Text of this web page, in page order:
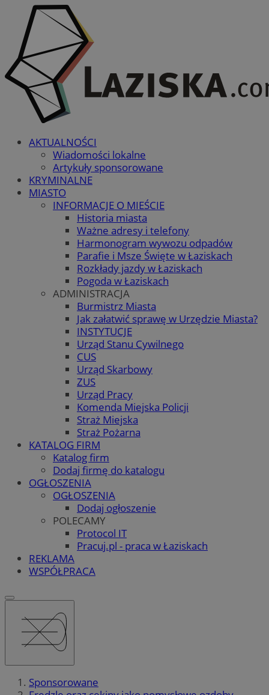
AKTUALNOŚCI
Wiadomości lokalne
Artykuły sponsorowane
KRYMINALNE
MIASTO
INFORMACJE O MIEŚCIE
Historia miasta
Ważne adresy i telefony
Harmonogram wywozu odpadów
Parafie i Msze Święte w Łaziskach
Rozkłady jazdy w Łaziskach
Pogoda w Łaziskach
ADMINISTRACJA
Burmistrz Miasta
Jak załatwić sprawę w Urzędzie Miasta?
INSTYTUCJE
Urząd Stanu Cywilnego
CUS
Urząd Skarbowy
ZUS
Urząd Pracy
Komenda Miejska Policji
Straż Miejska
Straż Pożarna
KATALOG FIRM
Katalog firm
Dodaj firmę do katalogu
OGŁOSZENIA
OGŁOSZENIA
Dodaj ogłoszenie
POLECAMY
Protocol IT
Pracuj.pl - praca w Łaziskach
REKLAMA
WSPÓŁPRACA
Sponsorowane